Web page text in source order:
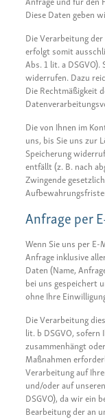
Diese Daten geben
Die Verarbeitung
erfolgt somit
Abs. 1 lit. a
widerrufen. Dazu
Die Rechtmäßigkeit
Die von Ihnen im
uns, bis Sie uns zur
Speicherung
entfällt (z. B. nach
Zwingende
Anfrage per
Wenn Sie uns per
Anfrage inklusive
Daten (Name,
bei uns gespeichert
ohne Ihre
Die Verarbeitung
lit. b DSGVO,
zusammenhängt
Maßnahmen
Verarbeitung auf
und/oder auf
DSGVO), da wir ein
Bearbeitung der an